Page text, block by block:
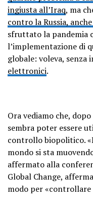
ingiusta all’Iraq, ma
contro la Russia,
sfruttato la pandemia
l’implementazione di
globale: voleva, senza
elettronici.
Ora vediamo che,
sembra poter essere
controllo biopolitico.
mondo si sta
affermato alla
Global Change,
modo per «controllare